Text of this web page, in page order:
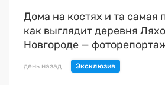
Дома на костях и та самая
как выглядит деревня
Новгороде —
день назад